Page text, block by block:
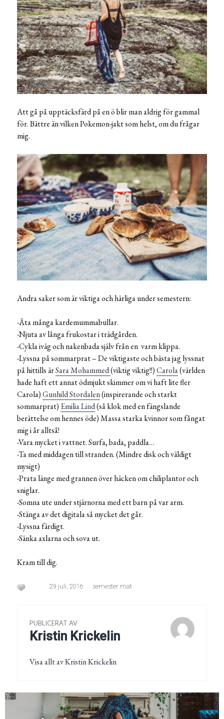
Att gå på upptäcksfärd på en ö blir man aldrig för gammal
för. Bättre än vilken Pokemon-jakt som helst, om du frågar
mig.
Andra saker som är viktiga och härliga under semestern:
-Äta många kardemummabullar.
-Njuta av långa frukostar i trädgården.
-Cykla iväg och nakenbada själv från en varm klippa.
-Lyssna på sommarprat – De viktigaste och bästa jag lyssnat
på hittills ärSara Mohammed(viktig viktig!!)Carola(världen
hade haft ett annat ödmjukt skimmer om vi haft lite fler
Carola)Gunhild Stordalen(inspirerande och starkt
sommarprat) Emilia Lind(så klok med en fängslande
berättelse om hennes öde) Massa starka kvinnor som fångat
mig i år alltså!
-Vara mycket i vattnet. Surfa, bada, paddla…
-Ta med middagen till stranden. (Mindre disk och väldigt
mysigt)
-Prata länge med grannen över häcken om chiliplantor och
sniglar.
-Somna ute under stjärnorna med ett barn på var arm.
-Stänga av det digitala så mycket det går.
-Lyssna färdigt.
-Sänka axlarna och sova ut.
Kram till dig.
29 juli, 2016 semester mat
PUBLICERAT AV
Kristin Krickelin
Visa allt av Kristin Krickelin
Inläggsnavigering
FÖREGÅENDE